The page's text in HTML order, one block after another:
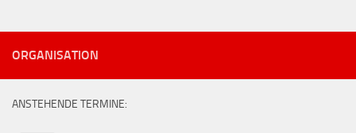
ORGANISATION
ANSTEHENDE TERMINE: